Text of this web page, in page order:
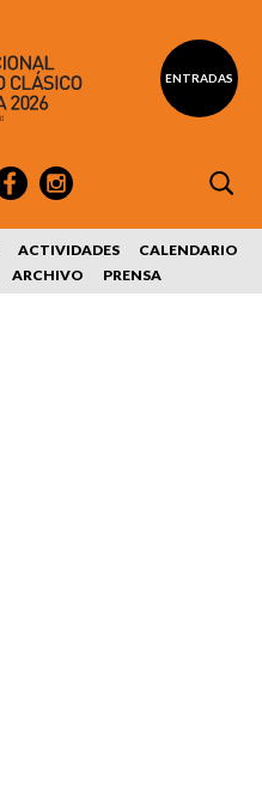
ENTRADAS
ACTIVIDADES
CALENDARIO
ARCHIVO PRENSA